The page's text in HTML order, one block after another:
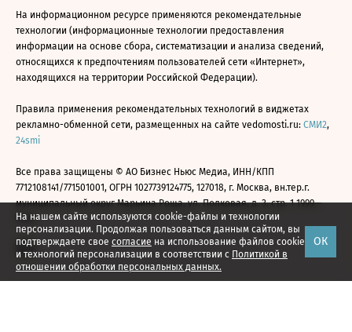
На нашем сайте используются cookie-файлы и технологии
персонализации. Продолжая пользоваться данным сайтом, вы
подтверждаете свое согласие на использование файлов cookie
и технологий персонализации в соответствии с Политикой в
отношении обработки персональных данных.
ОК
На информационном ресурсе применяются рекомендательные
технологии (информационные технологии предоставления
информации на основе сбора, систематизации и анализа сведений,
относящихся к предпочтениям пользователей сети «Интернет»,
находящихся на территории Российской Федерации).
Правила применения рекомендательных технологий в виджетах
рекламно-обменной сети, размещенных на сайте vedomosti.ru: СМИ2,
24smi
Все права защищены © АО Бизнес Ньюс Медиа, ИНН/КПП
7712108141/771501001, ОГРН 1027739124775, 127018, г. Москва, вн.тер.г.
муниципальный округ Марьина Роща, ул. Полковая, д. 3, стр. 1 1999—
2026